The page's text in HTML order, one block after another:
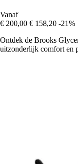
Vanaf
€ 200,00 € 158,20 -21%
Ontdek de Brooks
uitzonderlijk comfort en